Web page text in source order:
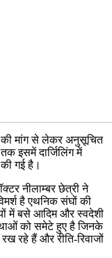
मांग से लेकर अनुसूचित
इसमें दार्जिलिंग में
गई है।
नीलाम्बर छेत्री ने
है एथनिक संघों की
में बसे आदिम और स्वदेशी
को समेटे हुए है जिनके
रहे हैं और रीति-रिवाजों